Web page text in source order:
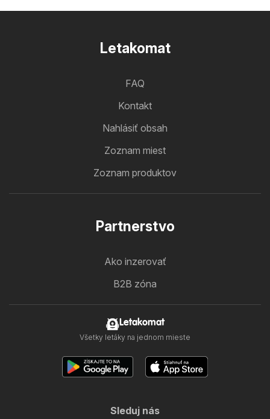
Letakomat
FAQ
Kontakt
Nahlásiť obsah
Zoznam miest
Zoznam produktov
Partnerstvo
Ako inzerovať
B2B zóna
Letakomat
Všetky letáky na jednom mieste
Sleduj nás